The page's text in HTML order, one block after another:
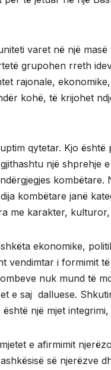
varet në një
grupohen rreth
rajonale,
kohë, të krijohet
qytetar. Kjo
një shprehje
kombëtare janë
me karakter,
ekonomike,
i formimit
nuk mund të
e saj dalluese.
një mjet
e afirmimit
së njerëzve